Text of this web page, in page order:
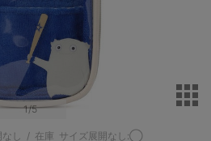
1/5
し / 在庫 サイズ展開なし:◯